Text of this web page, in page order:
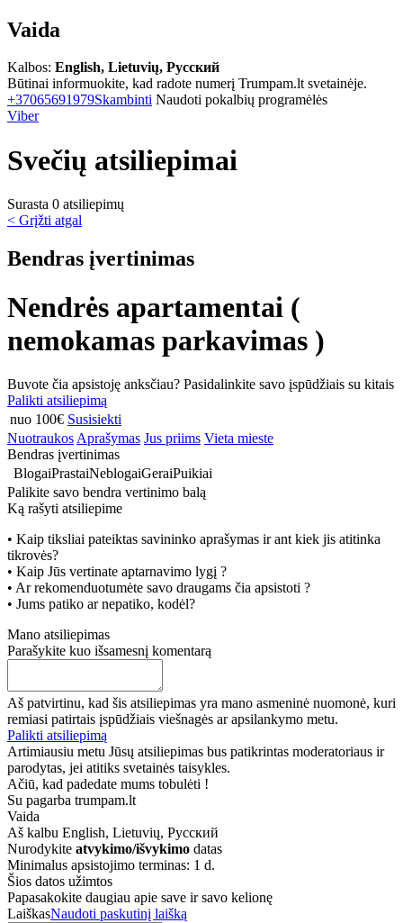
Vaida
Kalbos: English, Lietuvių, Русский
Būtinai informuokite, kad radote numerį Trumpam.lt svetainėje.
+37065691979Skambinti Naudoti pokalbių programėlės
Viber
Svečių atsiliepimai
Surasta 0 atsiliepimų
< Grįžti atgal
Bendras įvertinimas
Nendrės apartamentai (
nemokamas parkavimas )
Buvote čia apsistoję anksčiau? Pasidalinkite savo įspūdžiais su kitais
Palikti atsiliepimą
nuo 100€ Susisiekti
Nuotraukos Aprašymas Jus priims Vieta mieste
Bendras įvertinimas
BlogaiPrastaiNeblogaiGeraiPuikiai
Palikite savo bendra vertinimo balą
Ką rašyti atsiliepime
• Kaip tiksliai pateiktas savininko aprašymas ir ant kiek jis atitinka
tikrovės?
• Kaip Jūs vertinate aptarnavimo lygį ?
• Ar rekomenduotumėte savo draugams čia apsistoti ?
• Jums patiko ar nepatiko, kodėl?
Mano atsiliepimas
Parašykite kuo išsamesnį komentarą
Aš patvirtinu, kad šis atsiliepimas yra mano asmeninė nuomonė, kuri
remiasi patirtais įspūdžiais viešnagės ar apsilankymo metu.
Palikti atsiliepimą
Artimiausiu metu Jūsų atsiliepimas bus patikrintas moderatoriaus ir
parodytas, jei atitiks svetainės taisykles.
Ačiū, kad padedate mums tobulėti !
Su pagarba trumpam.lt
Vaida
Aš kalbu English, Lietuvių, Русский
Nurodykite atvykimo/išvykimo datas
Minimalus apsistojimo terminas: 1 d.
Šios datos užimtos
Papasakokite daugiau apie save ir savo kelionę
LaiškasNaudoti paskutinį laišką